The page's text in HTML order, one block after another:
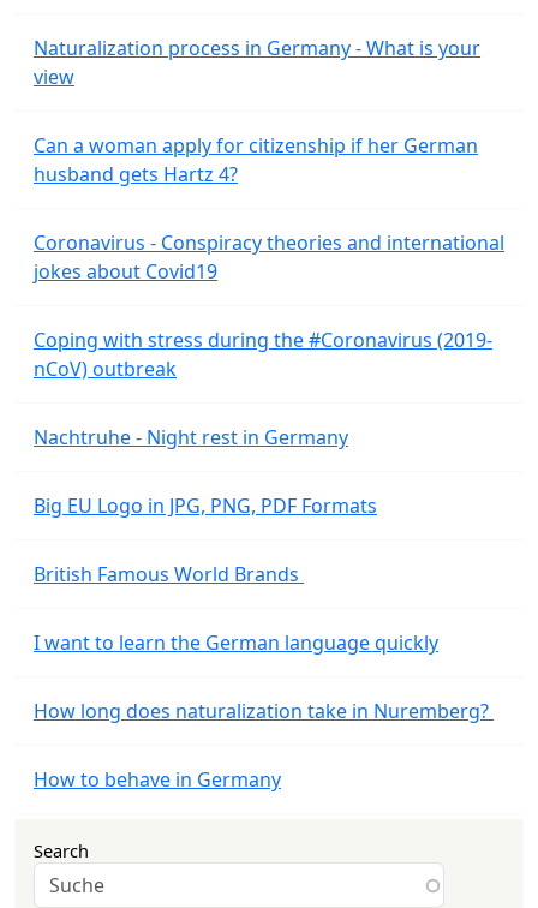
Naturalization process in Germany - What is your
view
Can a woman apply for citizenship if her German
husband gets Hartz 4?
Coronavirus - Conspiracy theories and international
jokes about Covid19
Coping with stress during the #Coronavirus (2019-
nCoV) outbreak
Nachtruhe - Night rest in Germany
Big EU Logo in JPG, PNG, PDF Formats
British Famous World Brands
I want to learn the German language quickly
How long does naturalization take in Nuremberg?
How to behave in Germany
Search